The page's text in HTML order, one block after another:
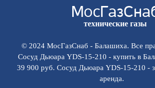
Мос
технические газы
© 2024 МосГазСнаб - Балашиха. Все
Сосуд Дьюара YDS-15-210 - купить в
39 900 руб. Сосуд Дьюара YDS-15-210 -
аренда.